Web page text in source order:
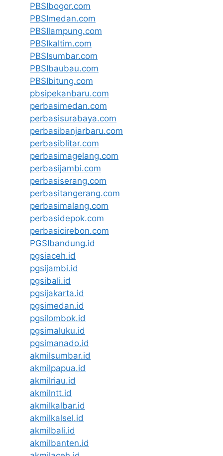
PBSIbogor.com
PBSImedan.com
PBSIlampung.com
PBSIkaltim.com
PBSIsumbar.com
PBSIbaubau.com
PBSIbitung.com
pbsipekanbaru.com
perbasimedan.com
perbasisurabaya.com
perbasibanjarbaru.com
perbasiblitar.com
perbasimagelang.com
perbasijambi.com
perbasiserang.com
perbasitangerang.com
perbasimalang.com
perbasidepok.com
perbasicirebon.com
PGSIbandung.id
pgsiaceh.id
pgsijambi.id
pgsibali.id
pgsijakarta.id
pgsimedan.id
pgsilombok.id
pgsimaluku.id
pgsimanado.id
akmilsumbar.id
akmilpapua.id
akmilriau.id
akmilntt.id
akmilkalbar.id
akmilkalsel.id
akmilbali.id
akmilbanten.id